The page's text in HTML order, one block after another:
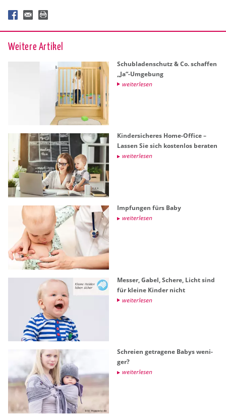
Wei­te­re Ar­ti­kel
Schub­la­den­schutz & Co. schaf­fen
„Ja“-Um­ge­bung
wei­ter­le­sen
Kin­der­si­che­res Home-Of­fice –
Las­sen Sie sich kos­ten­los be­ra­ten
wei­ter­le­sen
Imp­fun­gen fürs Baby
wei­ter­le­sen
Mes­ser, Gabel, Sche­re, Licht sind
für klei­ne Kin­der nicht
wei­ter­le­sen
Schrei­en ge­tra­ge­ne Babys we­ni­
ger?
wei­ter­le­sen